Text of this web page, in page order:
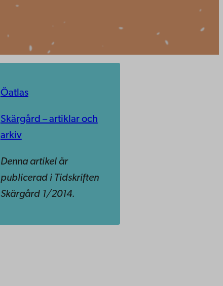
Öatlas
Skärgård – artiklar och
arkiv
Denna artikel är
publicerad i Tidskriften
Skärgård 1/2014.